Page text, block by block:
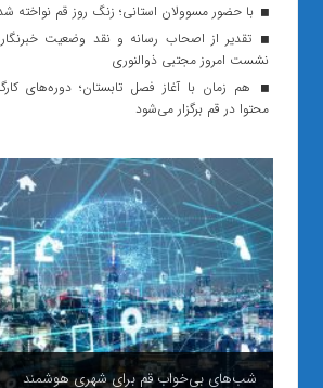
با حضور مسوولان استانی؛ زنگ روز قم نواخته
تقدیر از اصحاب رسانه و نقد وضعیت
نشست امروز مجتبی ذوالنوری
هم زمان با آغاز فصل تابستان؛ دوره‌های
محتوا در قم برگزار می‌شود
شب‌های بی‌خواب قم برای شهری هوشمند